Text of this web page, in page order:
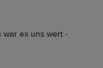
war es uns wert -